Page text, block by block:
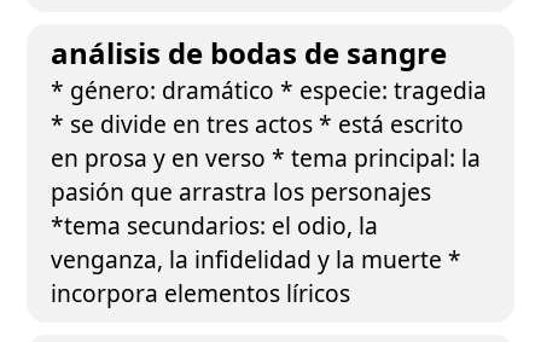
análisis de bodas de sangre
* género: dramático * especie: tragedia
* se divide en tres actos * está escrito
en prosa y en verso * tema principal: la
pasión que arrastra los personajes
*tema secundarios: el odio, la
venganza, la infidelidad y la muerte *
incorpora elementos líricos